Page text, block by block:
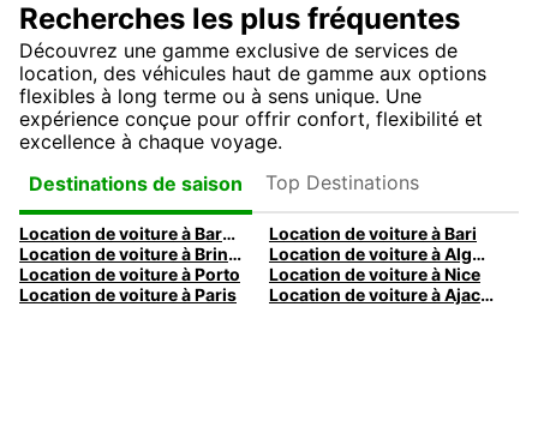
Recherches les plus fréquentes
Découvrez une gamme exclusive de services de
location, des véhicules haut de gamme aux options
flexibles à long terme ou à sens unique. Une
expérience conçue pour offrir confort, flexibilité et
excellence à chaque voyage.
Destinations de saison
Top Destinations
Location de voiture à Barcelone
Location de voiture à Bari
Location de voiture à Brindisi
Location de voiture à Alghero
Location de voiture à Porto
Location de voiture à Nice
Location de voiture à Paris
Location de voiture à Ajaccio